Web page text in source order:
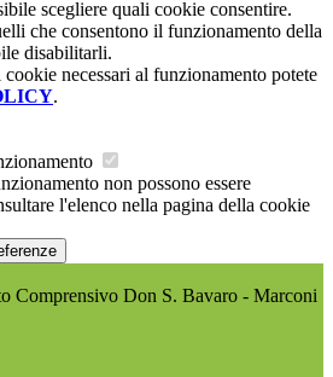
scegliere quali cookie consentire.
che consentono il funzionamento della
disabilitarli.
necessari al funzionamento potete
.
non possono essere
l'elenco nella pagina della cookie
Comprensivo Don S. Bavaro - Marconi